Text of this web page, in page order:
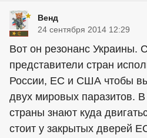
Венд
24 сентября 2014 12:29
Вот он резонанс Украины.
представители стран
России, ЕС и США чтобы
двух мировых паразитов. В
страны знают куда
стоит у закрытых дверей